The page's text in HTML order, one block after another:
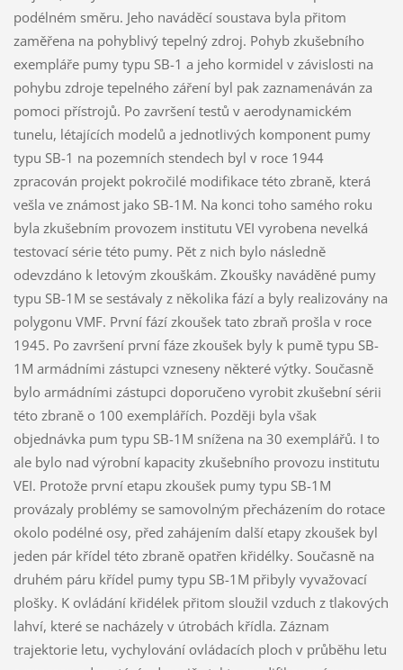
podélném směru. Jeho naváděcí soustava byla přitom
zaměřena na pohyblivý tepelný zdroj. Pohyb zkušebního
exempláře pumy typu SB-1 a jeho kormidel v závislosti na
pohybu zdroje tepelného záření byl pak zaznamenáván za
pomoci přístrojů. Po završení testů v aerodynamickém
tunelu, létajících modelů a jednotlivých komponent pumy
typu SB-1 na pozemních stendech byl v roce 1944
zpracován projekt pokročilé modifikace této zbraně, která
vešla ve známost jako SB-1M. Na konci toho samého roku
byla zkušebním provozem institutu VEI vyrobena nevelká
testovací série této pumy. Pět z nich bylo následně
odevzdáno k letovým zkouškám. Zkoušky naváděné pumy
typu SB-1M se sestávaly z několika fází a byly realizovány na
polygonu VMF. První fází zkoušek tato zbraň prošla v roce
1945. Po završení první fáze zkoušek byly k pumě typu SB-
1M armádními zástupci vzneseny některé výtky. Současně
bylo armádními zástupci doporučeno vyrobit zkušební sérii
této zbraně o 100 exemplářích. Později byla však
objednávka pum typu SB-1M snížena na 30 exemplářů. I to
ale bylo nad výrobní kapacity zkušebního provozu institutu
VEI. Protože první etapu zkoušek pumy typu SB-1M
provázaly problémy se samovolným přecházením do rotace
okolo podélné osy, před zahájením další etapy zkoušek byl
jeden pár křídel této zbraně opatřen křidélky. Současně na
druhém páru křídel pumy typu SB-1M přibyly vyvažovací
plošky. K ovládání křidélek přitom sloužil vzduch z tlakových
lahví, které se nacházely v útrobách křídla. Záznam
trajektorie letu, vychylování ovládacích ploch v průběhu letu